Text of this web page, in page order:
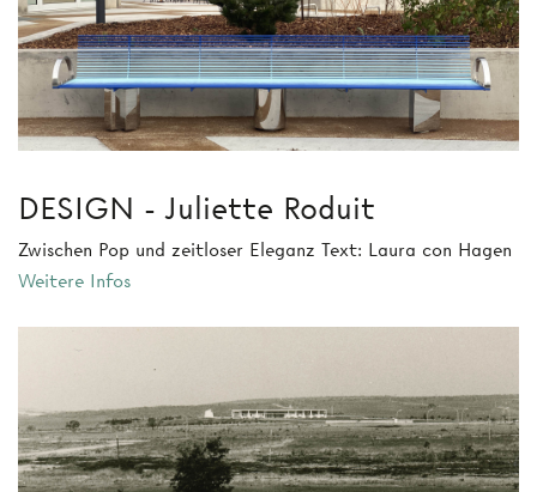
DESIGN - Juliette Roduit
Zwischen Pop und zeitloser Eleganz Text: Laura con Hagen
Weitere Infos